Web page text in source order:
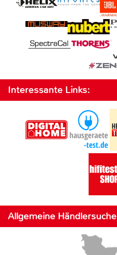
Interessante Links:
Allgemeine Händlersuche